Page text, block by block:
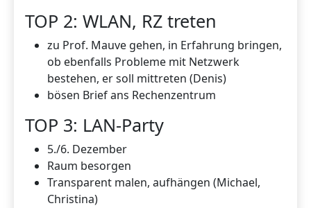
TOP 2: WLAN, RZ treten
zu Prof. Mauve gehen, in Erfahrung bringen,
ob ebenfalls Probleme mit Netzwerk
bestehen, er soll mittreten (Denis)
bösen Brief ans Rechenzentrum
TOP 3: LAN-Party
5./6. Dezember
Raum besorgen
Transparent malen, aufhängen (Michael,
Christina)